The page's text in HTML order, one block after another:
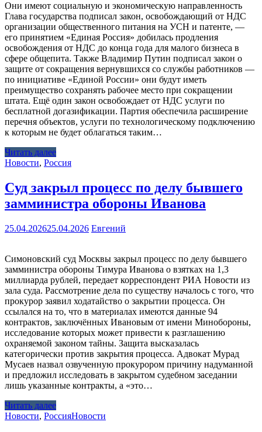
Они имеют социальную и экономическую направленность
Глава государства подписал закон, освобождающий от НДС
организации общественного питания на УСН и патенте, —
его принятием «Единая Россия» добилась продления
освобождения от НДС до конца года для малого бизнеса в
сфере общепита. Также Владимир Путин подписал закон о
защите от сокращения вернувшихся со службы работников —
по инициативе «Единой России» они будут иметь
преимущество сохранять рабочее место при сокращении
штата. Ещё один закон освобождает от НДС услуги по
бесплатной догазификации. Партия обеспечила расширение
перечня объектов, услуги по технологическому подключению
к которым не будет облагаться таким…
Читать далее
Новости, Россия
Cуд закрыл процесс по делу бывшего
замминистра обороны Иванова
25.04.202625.04.2026 Евгений
Симоновский суд Москвы закрыл процесс по делу бывшего
замминистра обороны Тимура Иванова о взятках на 1,3
миллиарда рублей, передает корреспондент РИА Новости из
зала суда. Рассмотрение дела по существу началось с того, что
прокурор заявил ходатайство о закрытии процесса. Он
ссылался на то, что в материалах имеются данные 94
контрактов, заключённых Ивановым от имени Минобороны,
исследование которых может привести к разглашению
охраняемой законом тайны. Защита высказалась
категорически против закрытия процесса. Адвокат Мурад
Мусаев назвал озвученную прокурором причину надуманной
и предложил исследовать в закрытом судебном заседании
лишь указанные контракты, а «это…
Читать далее
Новости, РоссияНовости